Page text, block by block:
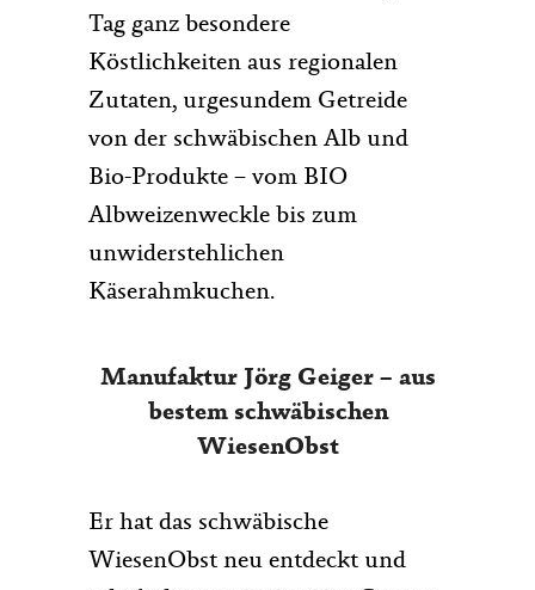
Tag ganz besondere
Köstlichkeiten aus regionalen
Zutaten, urgesundem Getreide
von der schwäbischen Alb und
Bio-Produkte – vom BIO
Albweizenweckle bis zum
unwiderstehlichen
Käserahmkuchen.
Manufaktur Jörg Geiger – aus
bestem schwäbischen
WiesenObst
Er hat das schwäbische
WiesenObst neu entdeckt und